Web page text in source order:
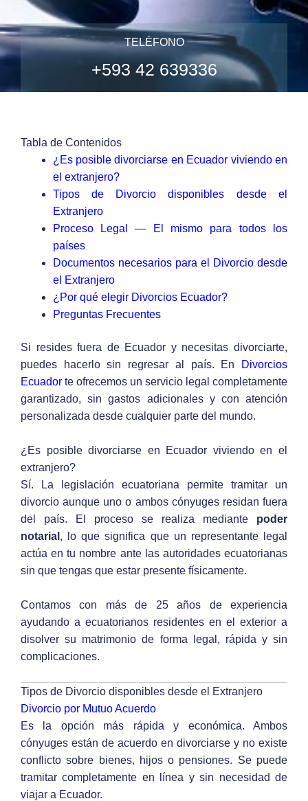
TELÉFONO
+593 42 639336
Tabla de Contenidos
¿Es posible divorciarse en Ecuador viviendo en
el extranjero?
Tipos de Divorcio disponibles desde el
Extranjero
Proceso Legal — El mismo para todos los
países
Documentos necesarios para el Divorcio desde
el Extranjero
¿Por qué elegir Divorcios Ecuador?
Preguntas Frecuentes
Si resides fuera de Ecuador y necesitas divorciarte,
puedes hacerlo sin regresar al país. En
Divorcios
Ecuador te ofrecemos un servicio legal completamente
garantizado, sin gastos adicionales y con atención
personalizada desde cualquier parte del mundo.
¿Es posible divorciarse en Ecuador viviendo en el
extranjero?
Sí. La legislación ecuatoriana permite tramitar un
divorcio aunque uno o ambos cónyuges residan fuera
del país. El proceso se realiza mediante poder
notarial , lo que significa que un representante legal
actúa en tu nombre ante las autoridades ecuatorianas
sin que tengas que estar presente físicamente.
Contamos con más de 25 años de experiencia
ayudando a ecuatorianos residentes en el exterior a
disolver su matrimonio de forma legal, rápida y sin
complicaciones.
Tipos de Divorcio disponibles desde el Extranjero
Divorcio por Mutuo Acuerdo
Es la opción más rápida y económica. Ambos
cónyuges están de acuerdo en divorciarse y no existe
conflicto sobre bienes, hijos o pensiones. Se puede
tramitar completamente en línea y sin necesidad de
viajar a Ecuador.